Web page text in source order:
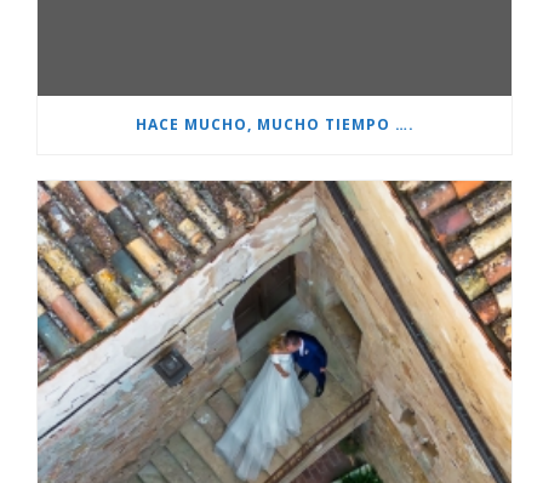
HACE MUCHO, MUCHO TIEMPO ….